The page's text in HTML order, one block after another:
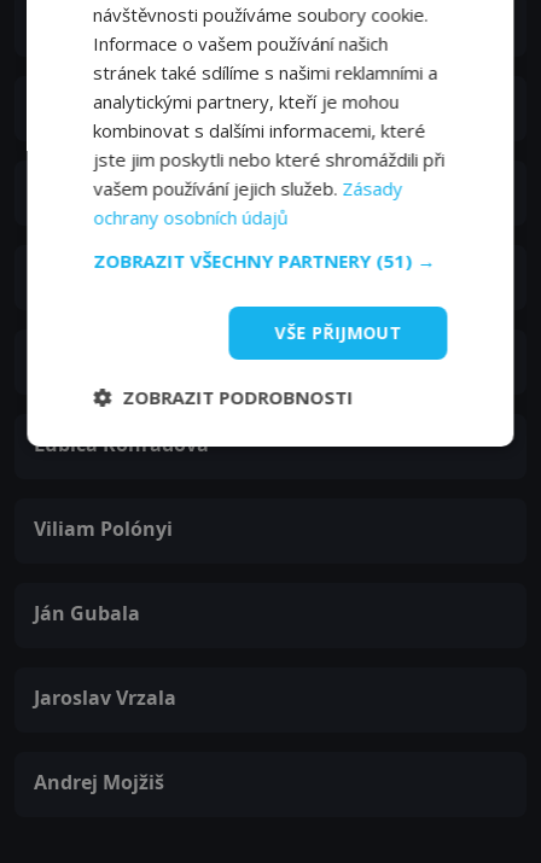
Ľubomír Roman
Ivan Palúch
František Desset
Ľudovít Greššo
Katarína Hrobárová-Vrzalová
Ľubica Konrádová
Viliam Polónyi
Ján Gubala
Jaroslav Vrzala
Andrej Mojžiš
návštěvnosti používáme soubory cookie.
Informace o vašem používání našich
stránek také sdílíme s našimi reklamními a
analytickými partnery, kteří je mohou
kombinovat s dalšími informacemi, které
jste jim poskytli nebo které shromáždili při
vašem používání jejich služeb. Zásady
ochrany osobních údajů
ZOBRAZIT VŠECHNY PARTNERY (51) →
VŠE PŘIJMOUT
ZOBRAZIT PODROBNOSTI